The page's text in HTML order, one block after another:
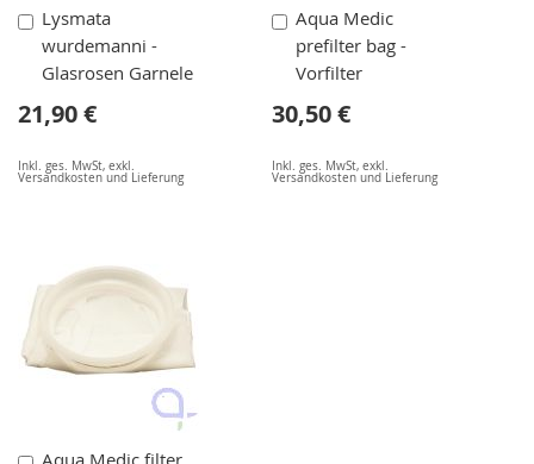
Lysmata
wurdemanni -
Glasrosen Garnele
21,90 €
Inkl. ges. MwSt, exkl.
Versandkosten und Lieferung
In
den
Warenkorb
Aqua Medic
prefilter bag -
Vorfilter
30,50 €
Inkl. ges. MwSt,exkl.
Versandkosten und Lieferung
In
den
Warenkorb
Aqua Medic filter